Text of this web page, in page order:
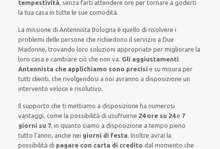
tempestività, senza farti attendere ore per tornare a goderti
la tua casa in tutte le sue comodità.
La missione di Antennista Bologna è quello di risolvere i
problemi delle persone cherichiedono il servizio a Due
Madonne, trovando loro soluzioni appropriate per migliorare la
loro casa e cambiare ciò che non va. Gli aggiustamenti
Antennista che applichiamo sono precisi e su misura per
tutti clienti, che rivolgendosi a noi avranno a disposizione un
interventoveloce e risolutivo.
Il supporto che timettiamo a disposizione ha numerosi
vantaggi, come la possibilità di usufruirne 24 ore su 24e 7
giorni su 7, in quanto siamo a disposizione a tempo pieno
tutto l’anno, anche nei giorni di festa.Inoltre avrai la
possibilità di pagare con carta di credito dal momento che